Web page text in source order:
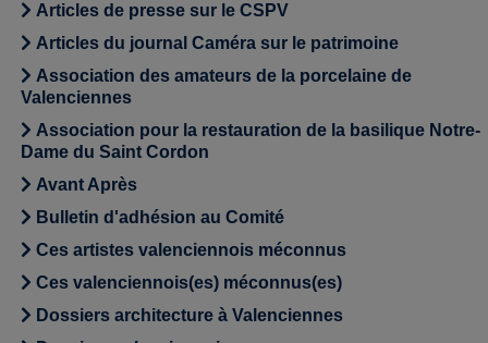
Articles de presse sur le CSPV
Articles du journal Caméra sur le patrimoine
Association des amateurs de la porcelaine de
Valenciennes
Association pour la restauration de la basilique Notre-
Dame du Saint Cordon
Avant Après
Bulletin d'adhésion au Comité
Ces artistes valenciennois méconnus
Ces valenciennois(es) méconnus(es)
Dossiers architecture à Valenciennes